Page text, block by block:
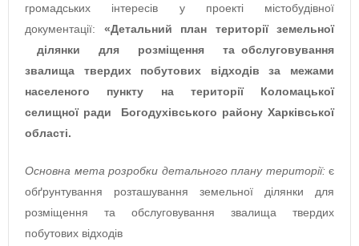
громадських інтересів у проекті містобудівної
документації: «Детальний план території земельної
ділянки
для розміщеннята обслуговування
звалища твердих побутових відходів за межами
населеного пункту на території Коломацької
селищної ради Богодухівського району Харківської
області.
Основна мета розробки детального плану території:є
обґрунтування розташування земельної ділянки для
розміщення та обслуговування звалища твердих
побутових відходів